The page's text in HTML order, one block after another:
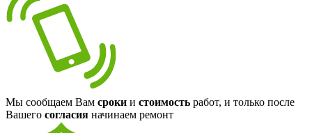
Мы сообщаем Вам сроки и стоимость работ, и только после
Вашего согласия начинаем ремонт